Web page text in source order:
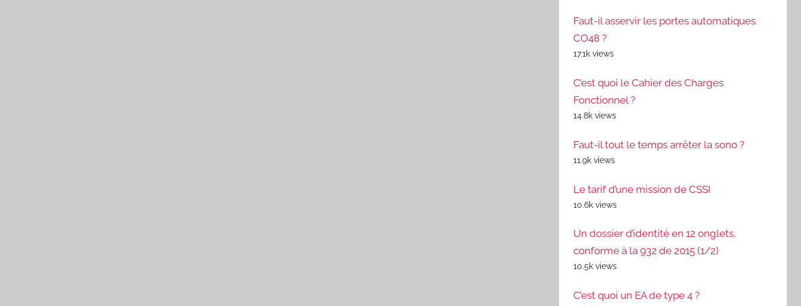
Faut-il asservir les portes automatiques
CO48 ?
17.1k views
C’est quoi le Cahier des Charges
Fonctionnel ?
14.8k views
Faut-il tout le temps arrêter la sono ?
11.9k views
Le tarif d’une mission de CSSI
10.6k views
Un dossier d’identité en 12 onglets,
conforme à la 932 de 2015 (1/2)
10.5k views
C’est quoi un EA de type 4 ?